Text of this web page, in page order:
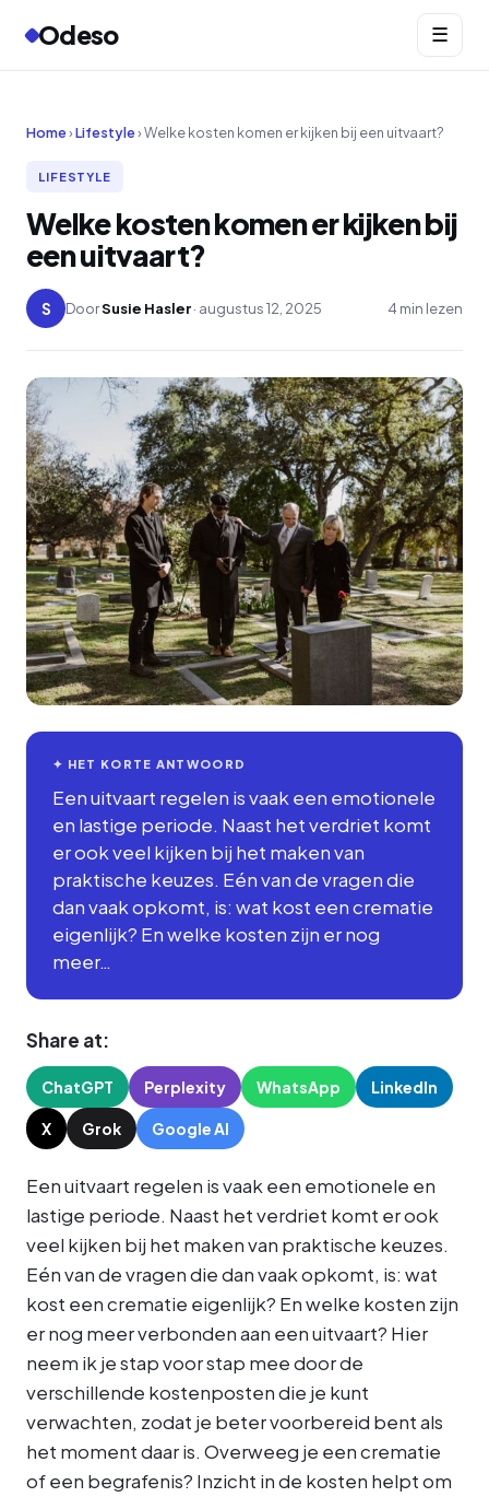
Odeso ☰
Home›Lifestyle› Welke kosten komen er kijken bij een uitvaart?
LIFESTYLE
Welke kosten komen er kijken bij
een uitvaart?
S DoorSusie Hasler· augustus 12, 2025 4 min lezen
✦ HET KORTE ANTWOORD
Een uitvaart regelen is vaak een emotionele
en lastige periode. Naast het verdriet komt
er ook veel kijken bij het maken van
praktische keuzes. Eén van de vragen die
dan vaak opkomt, is: wat kost een crematie
eigenlijk? En welke kosten zijn er nog
meer…
Share at:
ChatGPT Perplexity WhatsApp LinkedIn
X Grok Google AI
Een uitvaart regelen is vaak een emotionele en
lastige periode. Naast het verdriet komt er ook
veel kijken bij het maken van praktische keuzes.
Eén van de vragen die dan vaak opkomt, is: wat
kost een crematie eigenlijk? En welke kosten zijn
er nog meer verbonden aan een uitvaart? Hier
neem ik je stap voor stap mee door de
verschillende kostenposten die je kunt
verwachten, zodat je beter voorbereid bent als
het moment daar is. Overweeg je een crematie
of een begrafenis? Inzicht in de kosten helpt om